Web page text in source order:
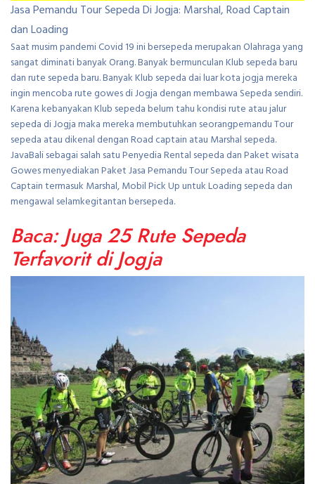
Jasa Pemandu Tour Sepeda Di Jogja: Marshal, Road Captain
dan Loading
Saat musim pandemi Covid 19 ini bersepeda merupakan Olahraga yang
sangat diminati banyak Orang. Banyak bermunculan Klub sepeda baru
dan rute sepeda baru. Banyak Klub sepeda dai luar kota jogja mereka
ingin mencoba rute gowes di Jogja dengan membawa Sepeda sendiri.
Karena kebanyakan Klub sepeda belum tahu kondisi rute atau jalur
sepeda di Jogja maka mereka membutuhkan seorangpemandu Tour
sepeda atau dikenal dengan Road captain atau Marshal sepeda.
JavaBali sebagai salah satu Penyedia Rental sepeda dan Paket wisata
Gowes menyediakan Paket Jasa Pemandu Tour Sepeda atau Road
Captain termasuk Marshal, Mobil Pick Up untuk Loading sepeda dan
mengawal selamkegitantan bersepeda.
Baca: Juga 25 Rute Sepeda
Terfavorit di Jogja